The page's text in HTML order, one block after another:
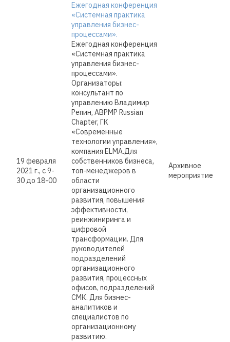
19 февраля
2021 г., с 9-
30 до 18-00
Ежегодная конференция
«Системная практика
управления бизнес-
процессами».
Ежегодная конференция
«Системная практика
управления бизнес-
процессами».
Организаторы:
консультант по
управлению Владимир
Репин, ABPMP Russian
Chapter, ГК
«Современные
технологии управления»,
компания ELMA.Для
собственников бизнеса,
топ-менеджеров в
области
организационного
развития, повышения
эффективности,
реинжиниринга и
цифровой
трансформации. Для
руководителей
подразделений
организационного
развития, процессных
офисов, подразделений
СМК. Для бизнес-
аналитиков и
специалистов по
организационному
развитию.
Архивное
мероприятие